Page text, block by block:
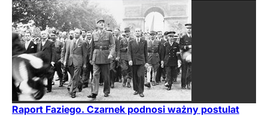
Raport Faziego. Czarnek podnosi ważny postulat